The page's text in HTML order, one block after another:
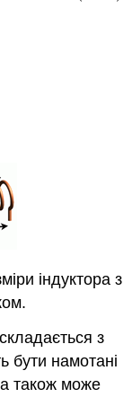
індуктора з
з
бути намотані
також може